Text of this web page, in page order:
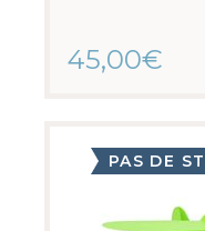
45,00€
PAS DE